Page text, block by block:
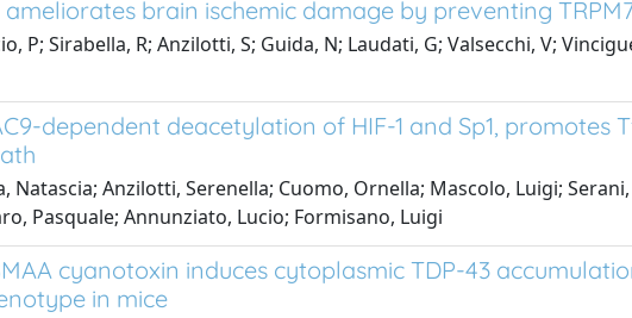
brain ischemic damage by preventing
P; Sirabella, R; Anzilotti, S; Guida, N; Laudati, G; Valsecchi, V;
dependent deacetylation of HIF-1 and Sp1, promotes
Natascia; Anzilotti, Serenella; Cuomo, Ornella; Mascolo, Luigi;
Pasquale; Annunziato, Lucio; Formisano, Luigi
cyanotoxin induces cytoplasmic TDP-43
in mice